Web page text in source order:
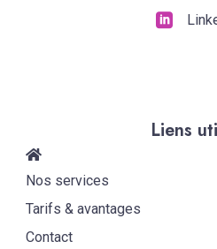
Liens
Nos services
Tarifs & avantages
Contact